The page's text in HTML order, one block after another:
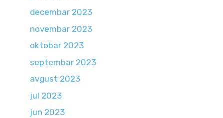
decembar 2023
novembar 2023
oktobar 2023
septembar 2023
avgust 2023
jul 2023
jun 2023